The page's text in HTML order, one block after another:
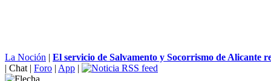
La Noción | El servicio de Salvamento y Socorrismo de Alicante
| Chat | Foro | App |